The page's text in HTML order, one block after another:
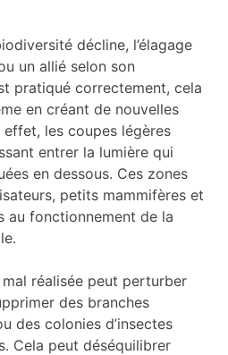
décline, l’élagage
un allié selon son
pratiqué correctement, cela
en créant de nouvelles
les coupes légères
entrer la lumière qui
en dessous. Ces zones
petits mammifères et
au fonctionnement de la
réalisée peut perturber
des branches
des colonies d’insectes
Cela peut déséquilibrer